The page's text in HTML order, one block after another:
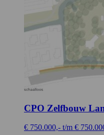
CPO Zelfbouw
€ 750.000,- t/m €